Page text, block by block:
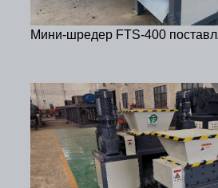
Мини-шредер FTS-400